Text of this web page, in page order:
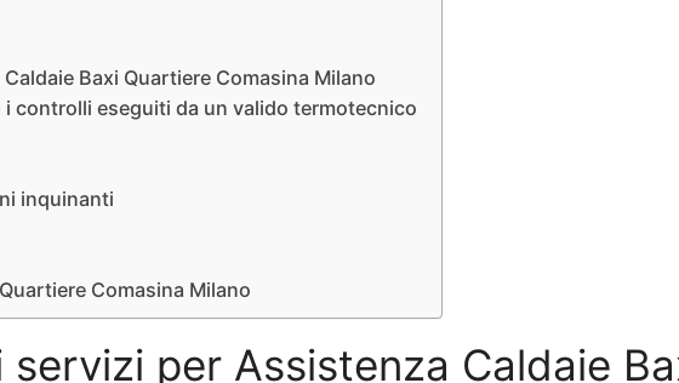
Baxi Quartiere Comasina Milano
controlli eseguiti da un valido termotecnico
inquinanti
Comasina Milano
per Assistenza Caldaie